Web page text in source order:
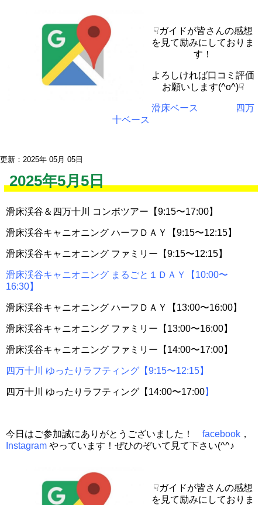
☟ガイドが皆さんの感想
を見て励みにしておりま
す！
よろしければ口コミ評価
お願いします(^o^)☟
滑床ベース
四万
十ベース
更新：2025年 05月 05日
2025年5月5日
滑床渓谷＆四万十川 コンボツアー【9:15〜17:00】
滑床渓谷キャニオニング ハーフＤＡＹ【9:15〜12:15】
滑床渓谷キャニオニング ファミリー【9:15〜12:15】
滑床渓谷キャニオニング まるごと１ＤＡＹ【10:00〜
16:30】
滑床渓谷キャニオニング ハーフＤＡＹ【13:00〜16:00】
滑床渓谷キャニオニング ファミリー【13:00〜16:00】
滑床渓谷キャニオニング ファミリー【14:00〜17:00】
四万十川 ゆったりラフティング【9:15〜12:15】
四万十川 ゆったりラフティング【14:00〜17:00】
今日はご参加誠にありがとうございました！ facebook ，
Instagram やっています！ぜひのぞいて見て下さい(^^♪
☟ガイドが皆さんの感想
を見て励みにしておりま